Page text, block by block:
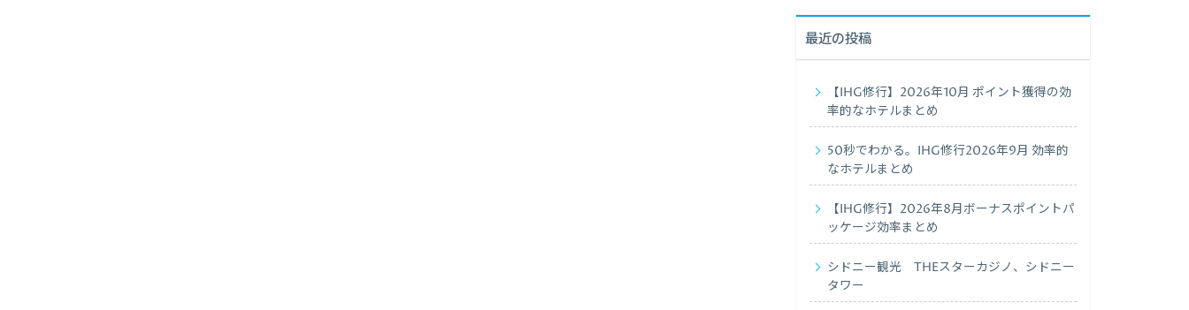
最近の投稿
【IHG修行】2026年10月 ポイント獲得の効
率的なホテルまとめ
50秒でわかる。IHG修行2026年9月 効率的
なホテルまとめ
【IHG修行】2026年8月ボーナスポイントパ
ッケージ効率まとめ
シドニー観光 THEスターカジノ、シドニー
タワー